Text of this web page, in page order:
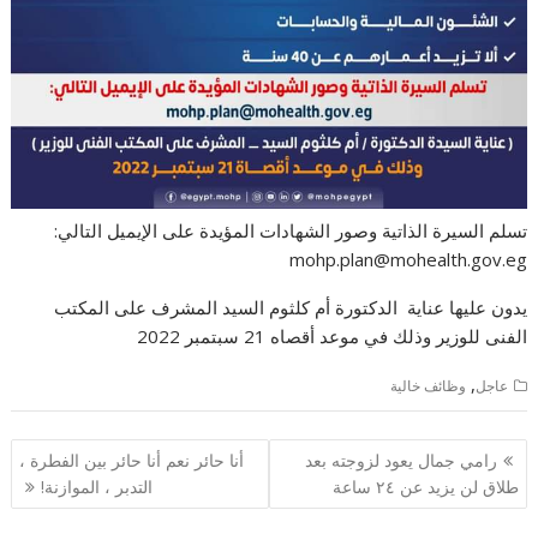
تسلم السيرة الذاتية وصور الشهادات المؤيدة على الإيميل التالي:
mohp.plan@mohealth.gov.eg
يدون عليها عناية الدكتورة أم كلثوم السيد المشرف على المكتب
الفنى للوزير وذلك في موعد أقصاه 21 سبتمبر 2022
عاجل, وظائف خالية
تصفّح
المقالات
رامي جمال يعود لزوجته بعد
طلاق لن يزيد عن ٢٤ ساعة
أنا حائر نعم أنا حائر بين الفطرة ،
التدبر ، الموازنة!